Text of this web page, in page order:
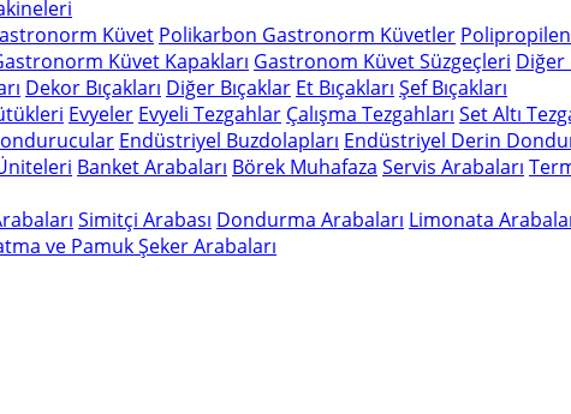
Küvet Polikarbon Gastronorm Küvetler
Küvet Kapakları Gastronom Küvet Süzgeçleri
Dekor Bıçakları Diğer Bıçaklar Et Bıçakları Şef Bıçakları
Evyeler Evyeli Tezgahlar Çalışma Tezgahları Set Altı
Endüstriyel Buzdolapları Endüstriyel Derin
Banket Arabaları Börek Muhafaza Servis Arabaları
Simitçi Arabası Dondurma Arabaları Limonata
ve Pamuk Şeker Arabaları